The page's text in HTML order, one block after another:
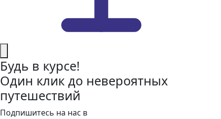
Будь в курсе!
Один клик до невероятных
путешествий
Подпишитесь на нас в